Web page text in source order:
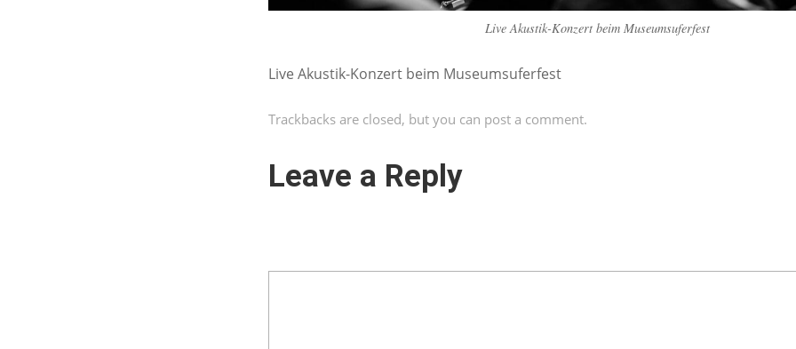
Live Akustik-Konzert beim Museumsuferfest
Live Akustik-Konzert beim Museumsuferfest
Trackbacks are closed, but you can post a comment.
Leave a Reply